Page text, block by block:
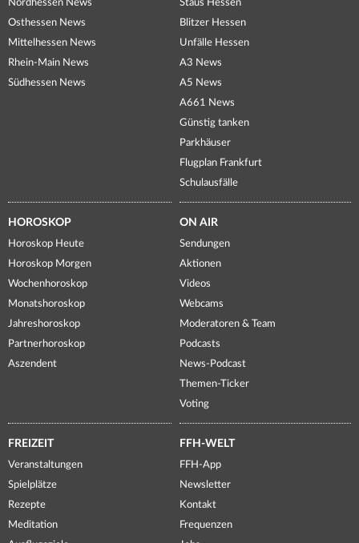
Nordhessen News
Osthessen News
Mittelhessen News
Rhein-Main News
Südhessen News
Staus Hessen
Blitzer Hessen
Unfälle Hessen
A3 News
A5 News
A661 News
Günstig tanken
Parkhäuser
Flugplan Frankfurt
Schulausfälle
HOROSKOP
Horoskop Heute
Horoskop Morgen
Wochenhoroskop
Monatshoroskop
Jahreshoroskop
Partnerhoroskop
Aszendent
ON AIR
Sendungen
Aktionen
Videos
Webcams
Moderatoren & Team
Podcasts
News-Podcast
Themen-Ticker
Voting
FREIZEIT
Veranstaltungen
Spielplätze
Rezepte
Meditation
FFH-WELT
FFH-App
Newsletter
Kontakt
Frequenzen